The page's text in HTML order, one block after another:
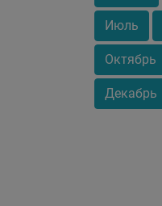
Июль
Октябрь
Декабрь